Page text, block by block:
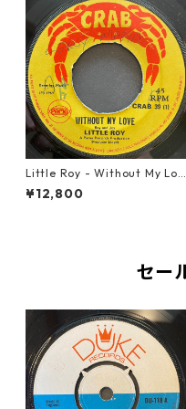
Little Roy - Without My Lov
e【7-21990】
¥12,800
セー